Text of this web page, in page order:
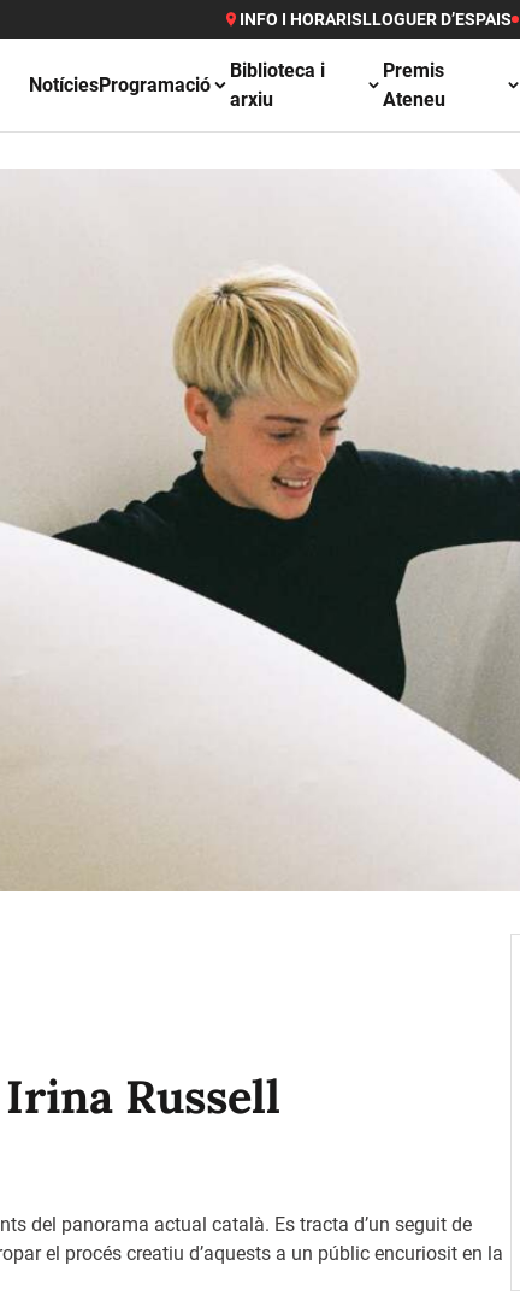
INFO I HORARISLLOGUER D’ESPAIS
NotíciesProgramació
Biblioteca i
arxiu
Premis
Ateneu
Russell
del panorama actual català. Es tracta d’un seguit de
el procés creatiu d’aquests a un públic encuriosit en la